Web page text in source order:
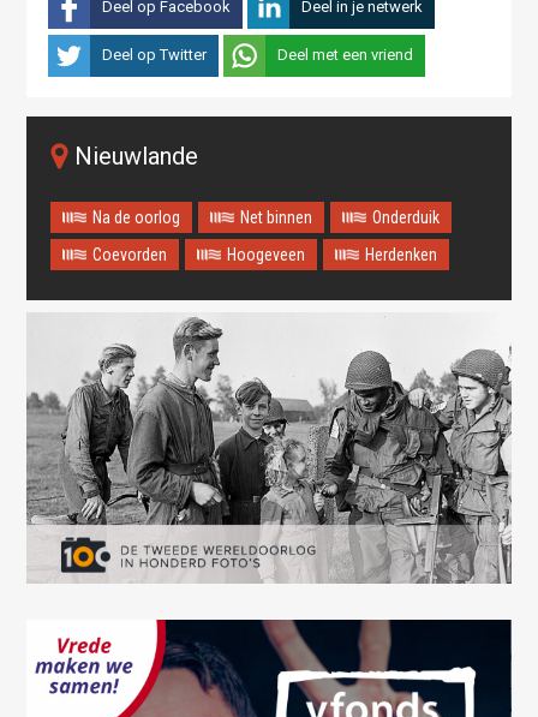
Deel op Facebook Deel in je netwerk
Deel op Twitter Deel met een vriend
Nieuwlande
Na de oorlog Net binnen
Onderduik
Coevorden
Hoogeveen Herdenken